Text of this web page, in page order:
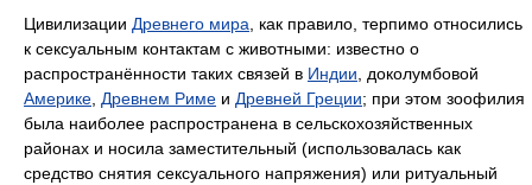
Цивилизации Древнего мира, как правило, терпимо относились
к сексуальным контактам с животными: известно о
распространённости таких связей в Индии, доколумбовой
Америке, Древнем Риме и Древней Греции; при этом зоофилия
была наиболее распространена в сельскохозяйственных
районах и носила заместительный (использовалась как
средство снятия сексуального напряжения) или ритуальный